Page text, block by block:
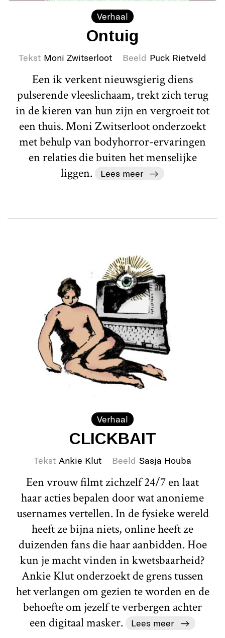
Verhaal
Ontuig
Tekst Moni Zwitserloot Beeld Puck Rietveld
Een ik verkent nieuwsgierig diens
pulserende vleeslichaam, trekt zich terug
in de kieren van hun zijn en vergroeit tot
een thuis. Moni Zwitserloot onderzoekt
met behulp van bodyhorror-ervaringen
en relaties die buiten het menselijke
liggen.
Lees meer
Verhaal
CLICKBAIT
Tekst Ankie Klut Beeld Sasja Houba
Een vrouw filmt zichzelf 24/7 en laat
haar acties bepalen door wat anonieme
usernames vertellen. In de fysieke wereld
heeft ze bijna niets, online heeft ze
duizenden fans die haar aanbidden. Hoe
kun je macht vinden in kwetsbaarheid?
Ankie Klut onderzoekt de grens tussen
het verlangen om gezien te worden en de
behoefte om jezelf te verbergen achter
een digitaal masker.
Lees meer